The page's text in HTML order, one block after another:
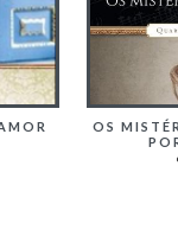
OS